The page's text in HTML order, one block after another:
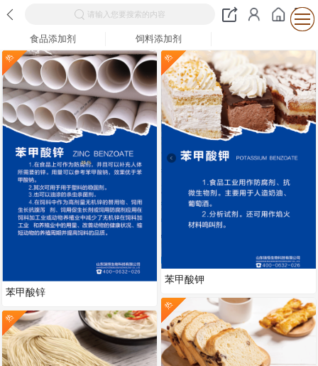
请输入您要搜索的内容
食品添加剂 饲料添加剂
热
苯甲酸锌
热
热
苯甲酸钾
热